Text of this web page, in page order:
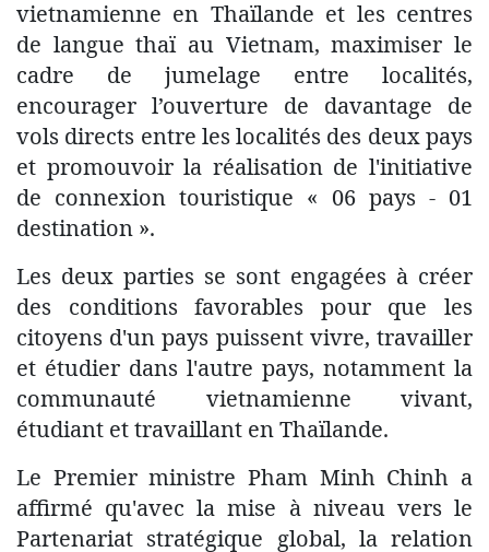
vietnamienne en Thaïlande et les centres
de langue thaï au Vietnam, maximiser le
cadre de jumelage entre localités,
encourager l’ouverture de davantage de
vols directs entre les localités des deux pays
et promouvoir la réalisation de l'initiative
de connexion touristique « 06 pays - 01
destination ».
Les deux parties se sont engagées à créer
des conditions favorables pour que les
citoyens d'un pays puissent vivre, travailler
et étudier dans l'autre pays, notamment la
communauté vietnamienne vivant,
étudiant et travaillant en Thaïlande.
Le Premier ministre Pham Minh Chinh a
affirmé qu'avec la mise à niveau vers le
Partenariat stratégique global, la relation